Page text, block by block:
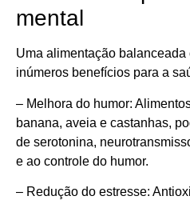
mental
Uma alimentação
inúmeros benefícios para a
– Melhora do humor:
banana, aveia e castanhas,
de serotonina,
e ao controle do humor.
– Redução do estresse: